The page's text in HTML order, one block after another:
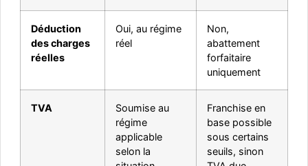
Déduction
des charges
réelles
Oui, au régime
réel
Non,
abattement
forfaitaire
uniquement
TVA
Soumise au
régime
applicable
selon la
Franchise en
base possible
sous certains
seuils, sinon